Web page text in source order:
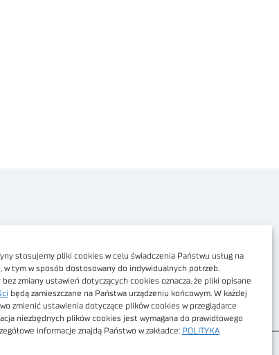
stosujemy pliki cookies w celu świadczenia Państwu usług na
w tym w sposób dostosowany do indywidualnych potrzeb.
zmiany ustawień dotyczących cookies oznacza, że pliki opisane
będą zamieszczane na Państwa urządzeniu końcowym. W każdej
zmienić ustawienia dotyczące plików cookies w przeglądarce
niezbędnych plików cookies jest wymagana do prawidłowego
informacje znajdą Państwo w zakładce: POLITYKA
cyfrowa
Portalu
sklepu